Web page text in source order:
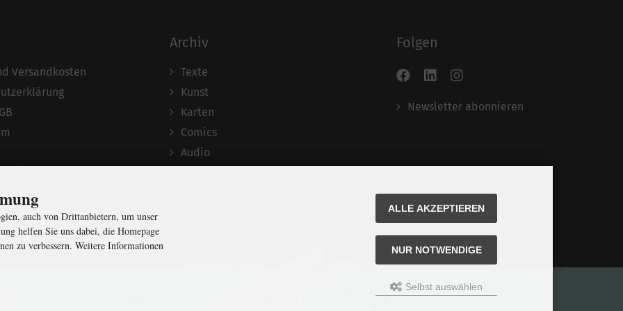
Versandkosten
Archiv
Texte
Kunst
Karten
Comics
Audio
Folgen
Newsletter abonnieren
auch von Drittanbietern, um unser
helfen Sie uns dabei, die Homepage
zu verbessern. Weitere Informationen
ALLE AKZEPTIEREN
NUR NOTWENDIGE
Selbst auswählen